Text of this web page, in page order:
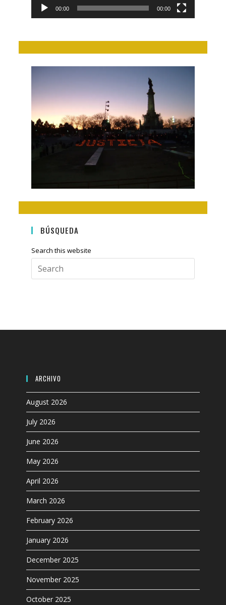
00:00 00:00
BÚSQUEDA
Search this website
Escape
search
ARCHIVO
August 2026
July 2026
June 2026
May 2026
April 2026
March 2026
February 2026
January 2026
December 2025
November 2025
October 2025